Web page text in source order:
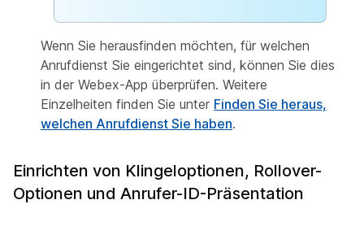
Wenn Sie herausfinden möchten, für welchen
Anrufdienst Sie eingerichtet sind, können Sie dies
in der Webex-App überprüfen. Weitere
Einzelheiten finden Sie unter Finden Sie heraus,
welchen Anrufdienst Sie haben.
Einrichten von Klingeloptionen, Rollover-
Optionen und Anrufer-ID-Präsentation